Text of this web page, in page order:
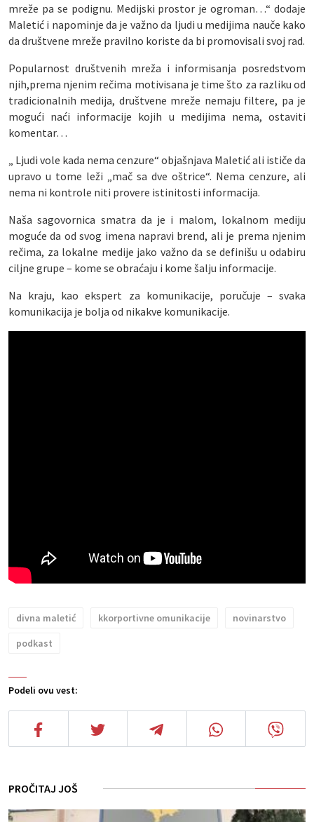
Podeli ovu vest:
mreže pa se podignu. Medijski prostor je ogroman…“ dodaje
Maletić i napominje da je važno da ljudi u medijima nauče kako
da društvene mreže pravilno koriste da bi promovisali svoj rad.
Popularnost društvenih mreža i informisanja posredstvom
njih,prema njenim rečima motivisana je time što za razliku od
tradicionalnih medija, društvene mreže nemaju filtere, pa je
mogući naći informacije kojih u medijima nema, ostaviti
komentar…
„ Ljudi vole kada nema cenzure“ objašnjava Maletić ali ističe da
upravo u tome leži „mač sa dve oštrice“. Nema cenzure, ali
nema ni kontrole niti provere istinitosti informacija.
Naša sagovornica smatra da je i malom, lokalnom mediju
moguće da od svog imena napravi brend, ali je prema njenim
rečima, za lokalne medije jako važno da se definišu u odabiru
ciljne grupe – kome se obraćaju i kome šalju informacije.
Na kraju, kao ekspert za komunikacije, poručuje – svaka
komunikacija je bolja od nikakve komunikacije.
divna maletić kkorportivne omunikacije
novinarstvo
podkast
PROČITAJ JOŠ